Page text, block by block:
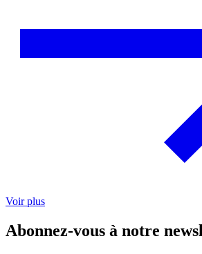
Voir plus
Abonnez-vous à notre